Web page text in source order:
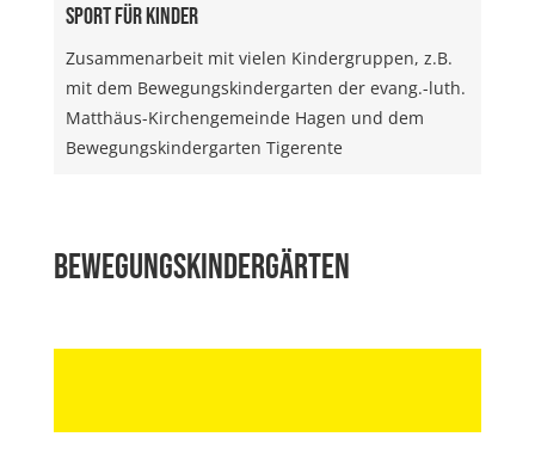
Sport für Kinder
Zusammenarbeit mit vielen Kindergruppen, z.B.
mit dem Bewegungskindergarten der evang.-luth.
Matthäus-Kirchengemeinde Hagen und dem
Bewegungskindergarten Tigerente
Bewegungskindergärten